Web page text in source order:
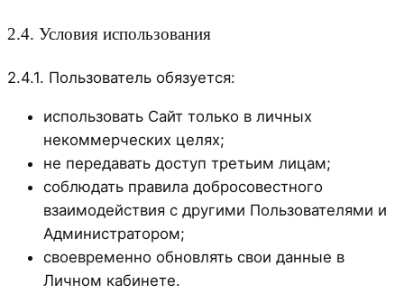
2.4. Условия использования
2.4.1. Пользователь обязуется:
использовать Сайт только в личных
некоммерческих целях;
не передавать доступ третьим лицам;
соблюдать правила добросовестного
взаимодействия с другими Пользователями и
Администратором;
своевременно обновлять свои данные в
Личном кабинете.